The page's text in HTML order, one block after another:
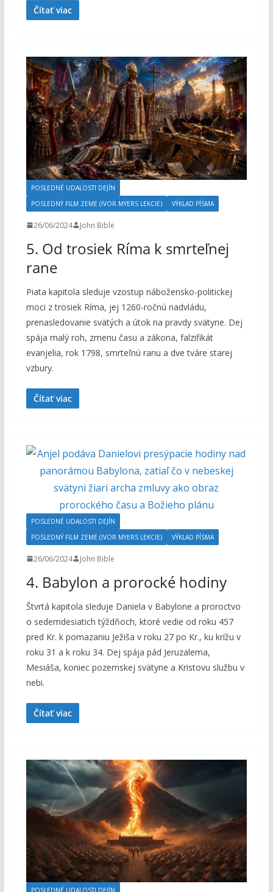
Čítať viac
POSLEDNÉ UDALOSTI DEJÍN
POSLEDNÝ FILM ZEME (IVOR MYERS LEKCIE)
VÝKLAD PÍSMA
26/06/2024 John Bible
5. Od trosiek Ríma k smrteľnej
rane
Piata kapitola sleduje vzostup nábožensko-politickej
moci z trosiek Ríma, jej 1260-ročnú nadvládu,
prenasledovanie svätých a útok na pravdy svätyne. Dej
spája malý roh, zmenu času a zákona, falzifikát
evanjelia, rok 1798, smrteľnú ranu a dve tváre starej
vzbury.
Čítať viac
POSLEDNÉ UDALOSTI DEJÍN
POSLEDNÝ FILM ZEME (IVOR MYERS LEKCIE)
VÝKLAD PÍSMA
26/06/2024 John Bible
4. Babylon a prorocké hodiny
Štvrtá kapitola sleduje Daniela v Babylone a proroctvo
o sedemdesiatich týždňoch, ktoré vedie od roku 457
pred Kr. k pomazaniu Ježiša v roku 27 po Kr., ku krížu v
roku 31 a k roku 34. Dej spája pád Jeruzalema,
Mesiáša, koniec pozemskej svätyne a Kristovu službu v
nebi.
Čítať viac